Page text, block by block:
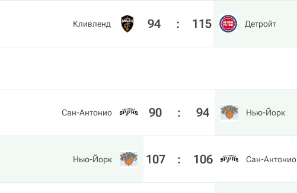
Кливленд 94 : 115 Детройт
Сан-Антонио 90 : 94 Нью-Йорк
Нью-Йорк 107 : 106 Сан-Антонио